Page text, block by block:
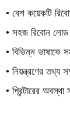
• বেশ কয়েকটি
• সহজ রিবোন লোড
• বিভিন্ন ভাষাকে
• নিয়ন্ত্রণের তথ্য
• প্রিন্টারের